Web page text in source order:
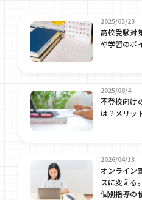
2025/05/23
高校受験対
や学習のポ
2025/08/4
不登校向け
は？メリッ
2026/04/13
オンライン
スに変える
個別指導の